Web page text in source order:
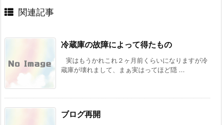
関連記事
冷蔵庫の故障によって得たもの
実はもうかれこれ２ヶ月前くらいになりますが冷
蔵庫が壊れまして、まぁ実はってほど隠 ...
ブログ再開